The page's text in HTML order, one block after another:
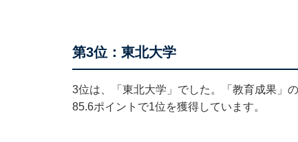
第3位：東北大学
3位は、「東北大学」でした。「教育成果」
85.6ポイントで1位を獲得しています。